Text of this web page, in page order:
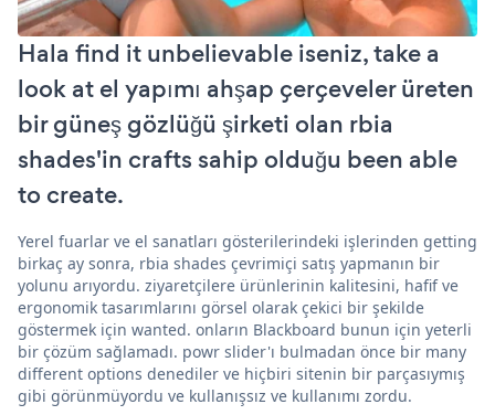
Hala find it unbelievable iseniz, take a
look at el yapımı ahşap çerçeveler üreten
bir güneş gözlüğü şirketi olan rbia
shades'in crafts sahip olduğu been able
to create.
Yerel fuarlar ve el sanatları gösterilerindeki işlerinden getting
birkaç ay sonra, rbia shades çevrimiçi satış yapmanın bir
yolunu arıyordu. ziyaretçilere ürünlerinin kalitesini, hafif ve
ergonomik tasarımlarını görsel olarak çekici bir şekilde
göstermek için wanted. onların Blackboard bunun için yeterli
bir çözüm sağlamadı. powr slider'ı bulmadan önce bir many
different options denediler ve hiçbiri sitenin bir parçasıymış
gibi görünmüyordu ve kullanışsız ve kullanımı zordu.